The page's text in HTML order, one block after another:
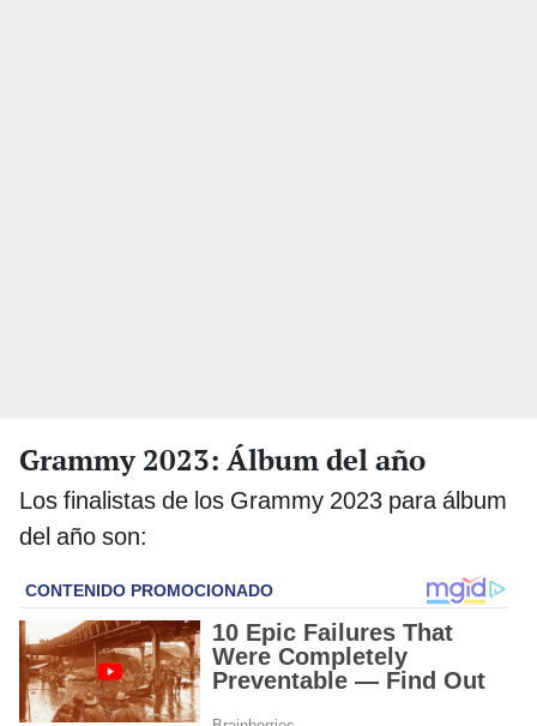
Grammy 2023: Álbum del año
Los finalistas de los Grammy 2023 para álbum
del año son: